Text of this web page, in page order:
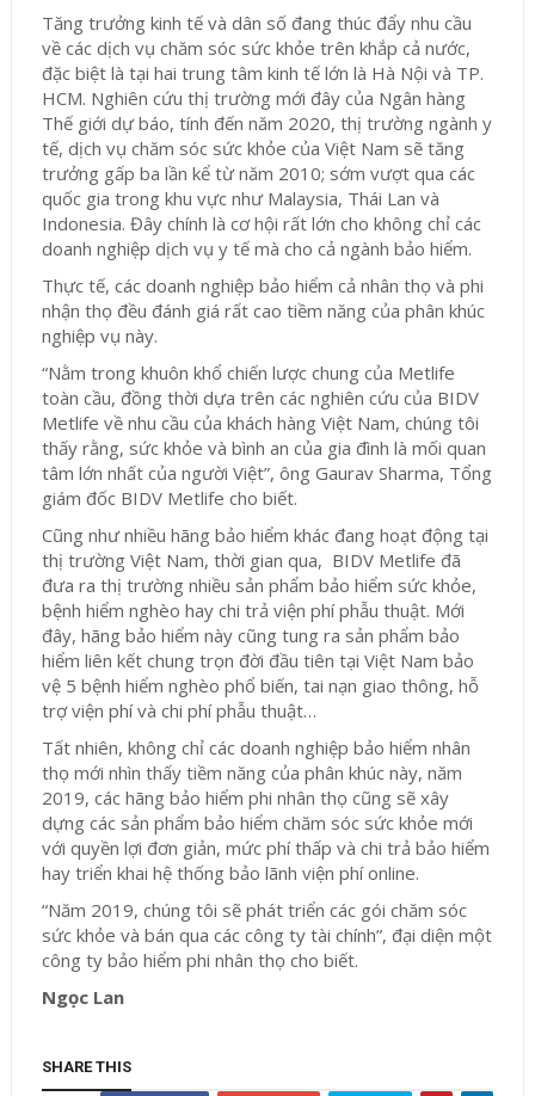
Tăng trưởng kinh tế và dân số đang thúc đẩy nhu cầu
về các dịch vụ chăm sóc sức khỏe trên khắp cả nước,
đặc biệt là tại hai trung tâm kinh tế lớn là Hà Nội và TP.
HCM. Nghiên cứu thị trường mới đây của Ngân hàng
Thế giới dự báo, tính đến năm 2020, thị trường ngành y
tế, dịch vụ chăm sóc sức khỏe của Việt Nam sẽ tăng
trưởng gấp ba lần kể từ năm 2010; sớm vượt qua các
quốc gia trong khu vực như Malaysia, Thái Lan và
Indonesia. Đây chính là cơ hội rất lớn cho không chỉ các
doanh nghiệp dịch vụ y tế mà cho cả ngành bảo hiểm.
Thực tế, các doanh nghiệp bảo hiểm cả nhân thọ và phi
nhận thọ đều đánh giá rất cao tiềm năng của phân khúc
nghiệp vụ này.
“Nằm trong khuôn khổ chiến lược chung của Metlife
toàn cầu, đồng thời dựa trên các nghiên cứu của BIDV
Metlife về nhu cầu của khách hàng Việt Nam, chúng tôi
thấy rằng, sức khỏe và bình an của gia đình là mối quan
tâm lớn nhất của người Việt”, ông Gaurav Sharma, Tổng
giám đốc BIDV Metlife cho biết.
Cũng như nhiều hãng bảo hiểm khác đang hoạt động tại
thị trường Việt Nam, thời gian qua, BIDV Metlife đã
đưa ra thị trường nhiều sản phẩm bảo hiểm sức khỏe,
bệnh hiểm nghèo hay chi trả viện phí phẫu thuật. Mới
đây, hãng bảo hiểm này cũng tung ra sản phẩm bảo
hiểm liên kết chung trọn đời đầu tiên tại Việt Nam bảo
vệ 5 bệnh hiểm nghèo phổ biến, tai nạn giao thông, hỗ
trợ viện phí và chi phí phẫu thuật…
Tất nhiên, không chỉ các doanh nghiệp bảo hiểm nhân
thọ mới nhìn thấy tiềm năng của phân khúc này, năm
2019, các hãng bảo hiểm phi nhân thọ cũng sẽ xây
dựng các sản phẩm bảo hiểm chăm sóc sức khỏe mới
với quyền lợi đơn giản, mức phí thấp và chi trả bảo hiểm
hay triển khai hệ thống bảo lãnh viện phí online.
“Năm 2019, chúng tôi sẽ phát triển các gói chăm sóc
sức khỏe và bán qua các công ty tài chính”, đại diện một
công ty bảo hiểm phi nhân thọ cho biết.
Ngọc Lan
SHARE THIS